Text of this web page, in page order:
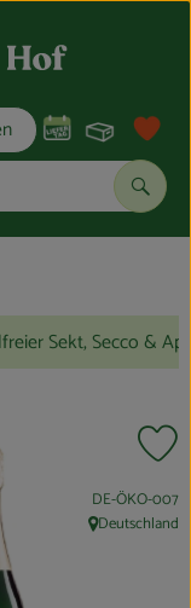
Bio-Kochkisten
Sekt, Secco &
, Kontrollstelle:
DE-ÖKO-007
, Herkunft:
Deutschland